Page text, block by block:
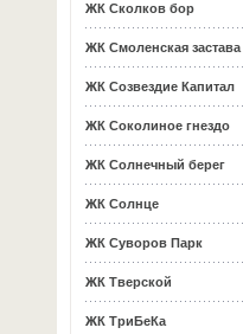
ЖК Сколков бор
ЖК Смоленская застава
ЖК Созвездие Капитал
ЖК Соколиное гнездо
ЖК Солнечный берег
ЖК Солнце
ЖК Суворов Парк
ЖК Тверской
ЖК ТриБеКа